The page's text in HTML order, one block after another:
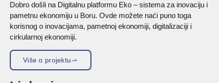
Dobro došli na Digitalnu platformu Eko – sistema za inovaciju i
pametnu ekonomiju u Boru. Ovde možete naći puno toga
korisnog o inovacijama, pametnoj ekonomiji, digitalizaciji i
cirkularnoj ekonomiji.
Više o projektu